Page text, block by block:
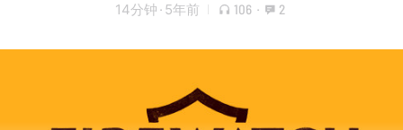
14分钟 · 5年前 106 · 2